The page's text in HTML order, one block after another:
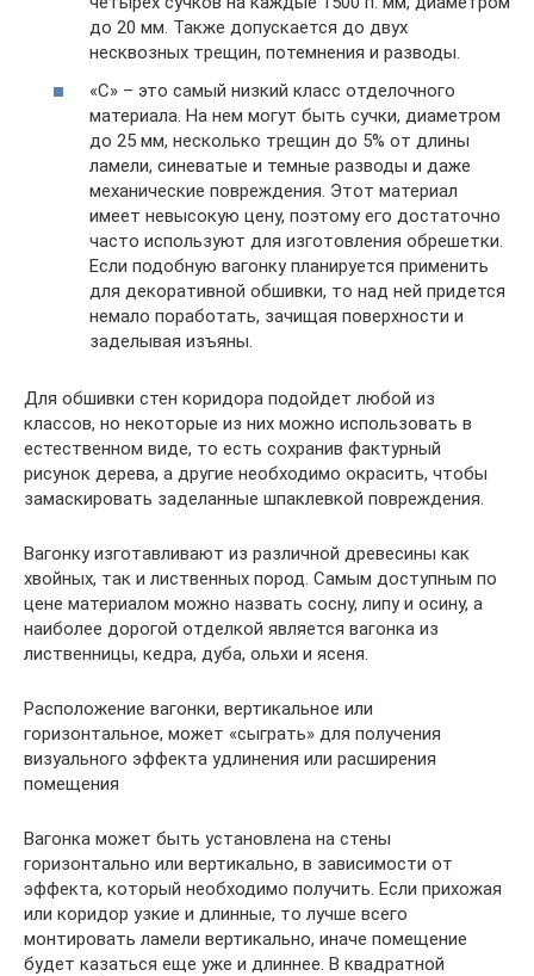
до 20 мм. Также допускается до двух
несквозных трещин, потемнения и разводы.
«С» – это самый низкий класс отделочного
материала. На нем могут быть сучки, диаметром
до 25 мм, несколько трещин до 5% от длины
ламели, синеватые и темные разводы и даже
механические повреждения. Этот материал
имеет невысокую цену, поэтому его достаточно
часто используют для изготовления обрешетки.
Если подобную вагонку планируется применить
для декоративной обшивки, то над ней придется
немало поработать, зачищая поверхности и
заделывая изъяны.
Для обшивки стен коридора подойдет любой из
классов, но некоторые из них можно использовать в
естественном виде, то есть сохранив фактурный
рисунок дерева, а другие необходимо окрасить, чтобы
замаскировать заделанные шпаклевкой повреждения.
Вагонку изготавливают из различной древесины как
хвойных, так и лиственных пород. Самым доступным по
цене материалом можно назвать сосну, липу и осину, а
наиболее дорогой отделкой является вагонка из
лиственницы, кедра, дуба, ольхи и ясеня.
Расположение вагонки, вертикальное или
горизонтальное, может «сыграть» для получения
визуального эффекта удлинения или расширения
помещения
Вагонка может быть установлена на стены
горизонтально или вертикально, в зависимости от
эффекта, который необходимо получить. Если прихожая
или коридор узкие и длинные, то лучше всего
монтировать ламели вертикально, иначе помещение
будет казаться еще уже и длиннее. В квадратной